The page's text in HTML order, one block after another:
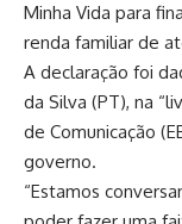
Minha Vida para
renda familiar de
A declaração foi
da Silva (PT), na
de Comunicação
governo.
“Estamos